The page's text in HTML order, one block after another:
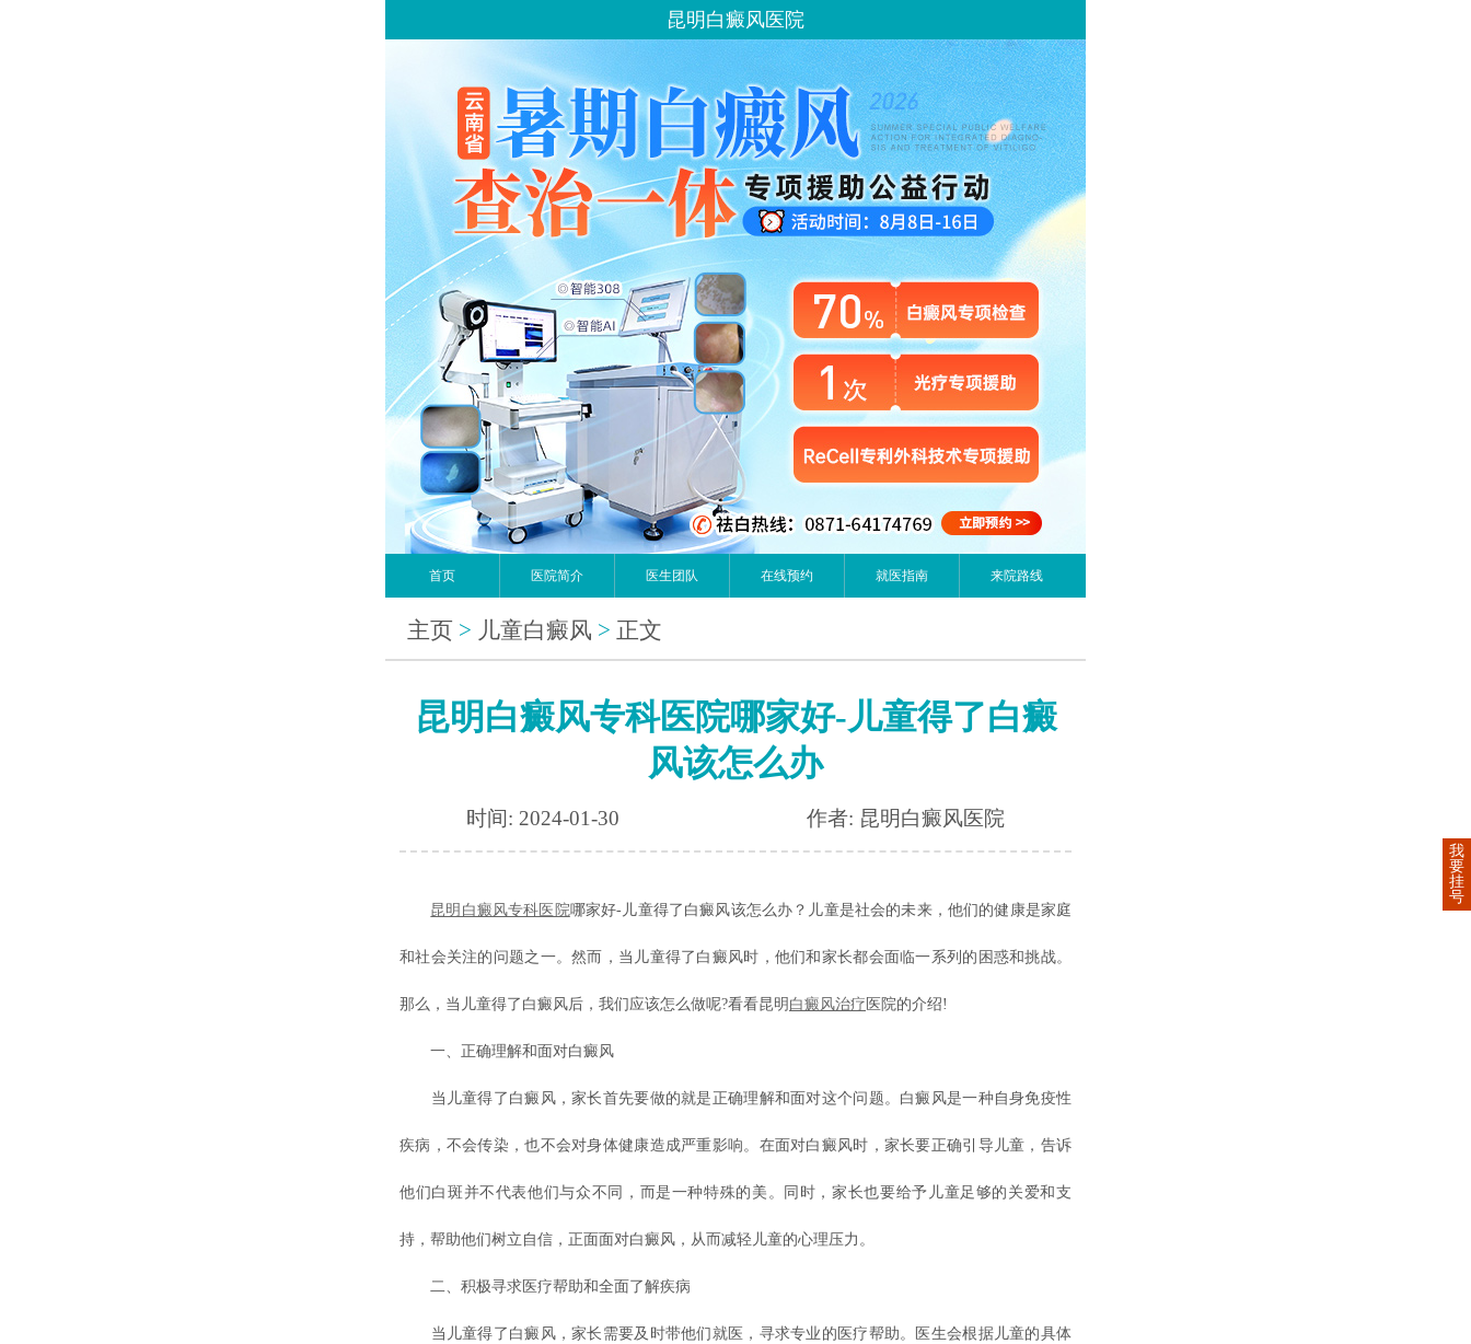
昆明白癜风医院
首页 医院简介 医生团队 在线预约 就医指南 来院路线
主页 > 儿童白癜风 > 正文
昆明白癜风专科医院哪家好-儿童得了白癜
风该怎么办
时间: 2024-01-30 作者: 昆明白癜风医院
昆明白癜风专科医院哪家好-儿童得了白癜风该怎么办？儿童是社会的未来，他们的健康是家庭
和社会关注的问题之一。然而，当儿童得了白癜风时，他们和家长都会面临一系列的困惑和挑战。
那么，当儿童得了白癜风后，我们应该怎么做呢?看看昆明 白癜风治疗 医院的介绍!
一、正确理解和面对白癜风
当儿童得了白癜风，家长首先要做的就是正确理解和面对这个问题。白癜风是一种自身免疫性
疾病，不会传染，也不会对身体健康造成严重影响。在面对白癜风时，家长要正确引导儿童，告诉
他们白斑并不代表他们与众不同，而是一种特殊的美。同时，家长也要给予儿童足够的关爱和支
持，帮助他们树立自信，正面面对白癜风，从而减轻儿童的心理压力。
二、积极寻求医疗帮助和全面了解疾病
当儿童得了白癜风，家长需要及时带他们就医，寻求专业的医疗帮助。医生会根据儿童的具体
我
要
挂
号